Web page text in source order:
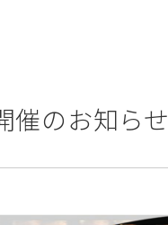
催のお知らせ